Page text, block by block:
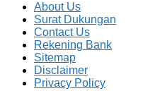
About Us
Surat Dukungan
Contact Us
Rekening Bank
Sitemap
Disclaimer
Privacy Policy